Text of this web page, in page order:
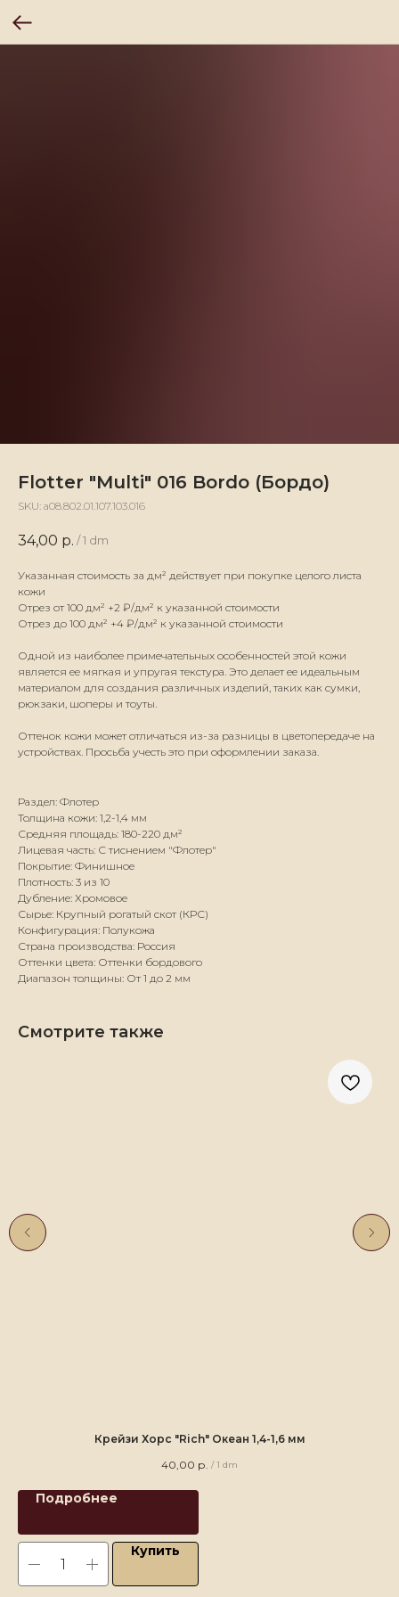
Flotter "Multi" 016 Bordo (Бордо)
SKU: а08.802.01.107.103.016
34,00 р. / 1 dm
Указанная стоимость за дм² действует при покупке целого листа
кожи
Отрез от 100 дм² +2 ₽/дм² к указанной стоимости
Отрез до 100 дм² +4 ₽/дм² к указанной стоимости
Одной из наиболее примечательных особенностей этой кожи
является ее мягкая и упругая текстура. Это делает ее идеальным
материалом для создания различных изделий, таких как сумки,
рюкзаки, шоперы и тоуты.
Оттенок кожи может отличаться из-за разницы в цветопередаче на
устройствах. Просьба учесть это при оформлении заказа.
Раздел: Флотер
Толщина кожи: 1,2-1,4 мм
Средняя площадь: 180-220 дм²
Лицевая часть: С тиснением "Флотер"
Покрытие: Финишное
Плотность: 3 из 10
Дубление: Хромовое
Сырье: Крупный рогатый скот (КРС)
Конфигурация: Полукожа
Страна производства: Россия
Оттенки цвета: Оттенки бордового
Диапазон толщины: От 1 до 2 мм
Смотрите также
Крейзи Хорс "Rich" Океан 1,4-1,6 мм
40,00 р. / 1 dm
Подробнее
Купить